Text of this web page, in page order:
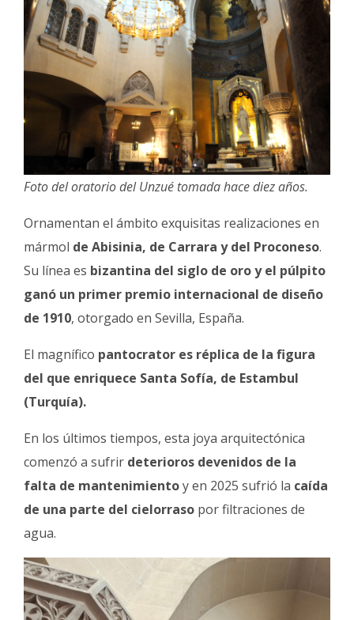
Foto del oratorio del Unzué tomada hace diez años.
Ornamentan el ámbito exquisitas realizaciones en
mármol de Abisinia, de Carrara y del Proconeso.
Su línea es bizantina del siglo de oroy el púlpito
ganó un primer premio internacional de diseño
de 1910, otorgado en Sevilla, España.
El magnífico pantocrator es réplica de la figura
del que enriquece Santa Sofía, de Estambul
(Turquía).
En los últimos tiempos, esta joya arquitectónica
comenzó a sufrir deterioros devenidos de la
falta de mantenimientoy en 2025 sufrió la caída
de una parte del cielorraso por filtraciones de
agua.